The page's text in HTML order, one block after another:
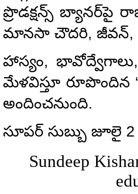
ప్రొడక్షన్స్ బ్యానర్‌పై
మానసా చౌదరి, జీవన్,
హాస్యం,
మేళవిస్తూ రూపొందిన
అందించనుంది.
సూపర్ సుబ్బు జూలై
Sundeep